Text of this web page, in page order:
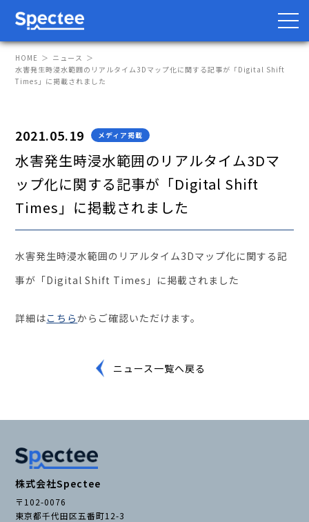
サービス
Spectee Pro
Spectee SCR
スマートリスク管理
経営チーム
沿革
会社概要
HOME
ニュース
水害発生時浸水範囲のリアルタイム3Dマップ化に関する記事が「Digital Shift
Times」に掲載されました
2021.05.19 メディア掲載
水害発生時浸水範囲のリアルタイム3Dマ
ップ化に関する記事が「Digital Shift
Times」に掲載されました
水害発生時浸水範囲のリアルタイム3Dマップ化に関する記
事が「Digital Shift Times」に掲載されました
詳細はこちらからご確認いただけます。
ニュース一覧へ戻る
株式会社Spectee
〒102-0076
東京都千代田区五番町12-3